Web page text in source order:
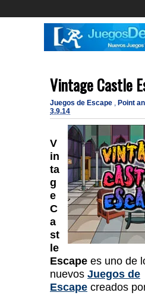
Vintage Castle
Juegos de Escape , Point
3.9.14
V
in
ta
g
e
C
a
st
le
Escape es uno de
nuevos Juegos de
Escape creados